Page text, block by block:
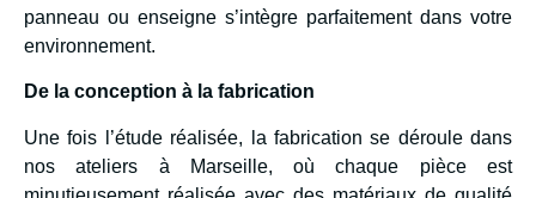
panneau ou enseigne s’intègre parfaitement dans votre
environnement.
De la conception à la fabrication
Une fois l’étude réalisée, la fabrication se déroule dans
nos ateliers à Marseille, où chaque pièce est